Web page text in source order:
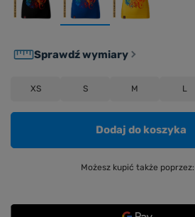
XS S M L
Sprawdź wymiary
Dodaj do koszyka
Możesz kupić także poprzez: